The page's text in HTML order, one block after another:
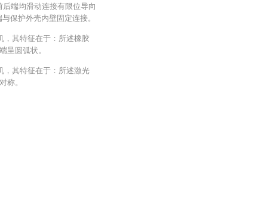
端均滑动连接有限位导向
保护外壳内壁固定连接。
，其特征在于：所述橡胶
呈圆弧状。
，其特征在于：所述激光
称。